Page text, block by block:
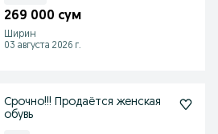
269 000 сум
Ширин
03 августа 2026 г.
Срочно!!! Продаётся женская
обувь